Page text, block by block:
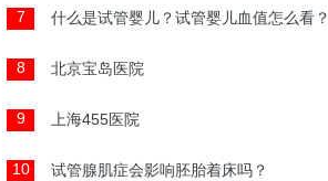
7 什么是试管婴儿？试管婴儿血值怎么看？
8 北京宝岛医院
9 上海455医院
10 试管腺肌症会影响胚胎着床吗？